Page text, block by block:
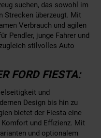
suchen, das sowohl im
Strecken überzeugt. Mit
Verbrauch und agilen
Pendler, junge Fahrer und
stilvolles Auto
FORD FIESTA:
und
Design bis hin zu
bietet der Fiesta eine
und Effizienz. Mit
und optionalem